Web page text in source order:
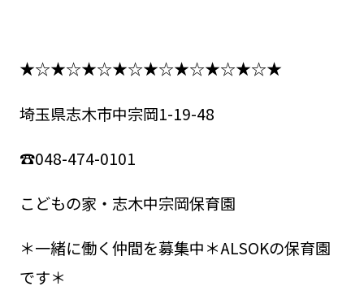
★☆★☆★☆★☆★☆★☆★☆★☆★
埼玉県志木市中宗岡1-19-48
☎048-474-0101
こどもの家・志木中宗岡保育園
＊一緒に働く仲間を募集中＊ALSOKの保育園
です＊